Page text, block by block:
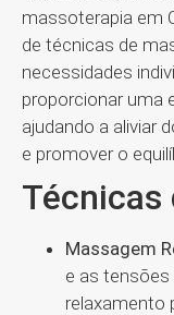
massoterapia em
de técnicas de
necessidades
proporcionar uma
ajudando a aliviar
e promover o
Técnicas
Massagem
e as tensões
relaxamento